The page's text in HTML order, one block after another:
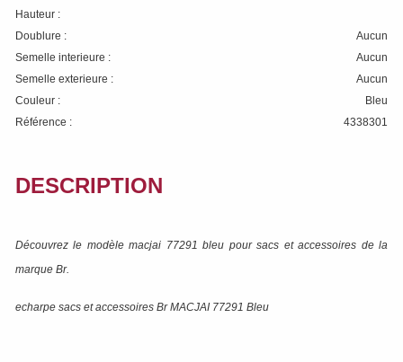
Hauteur :
Doublure :
Aucun
Semelle interieure :
Aucun
Semelle exterieure :
Aucun
Couleur :
Bleu
Référence :
4338301
DESCRIPTION
Découvrez le modèlemacjai 77291 bleu pour sacs et accessoires de la
marque Br.
echarpe sacs et accessoires Br MACJAI 77291 Bleu